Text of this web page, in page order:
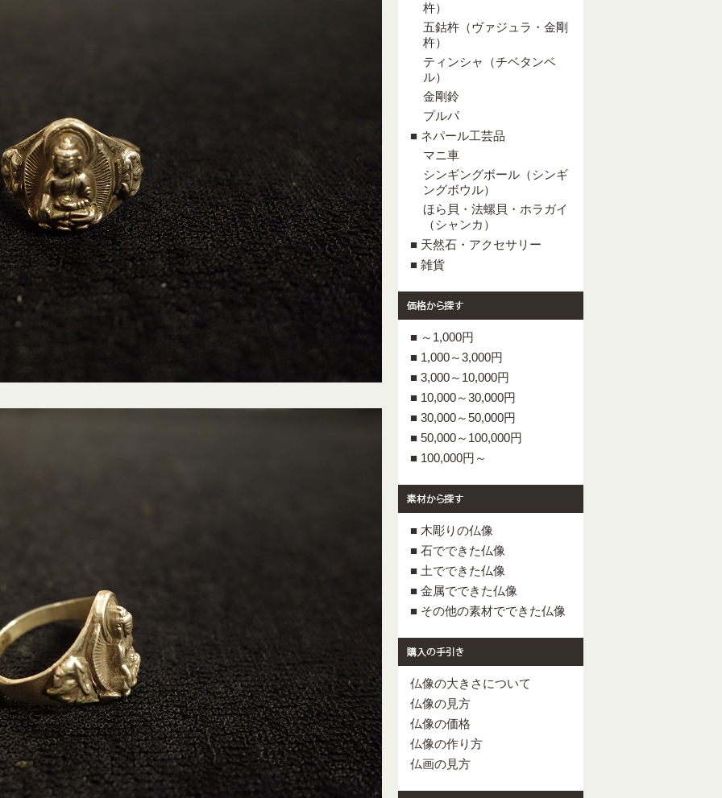
杵）
五鈷杵（ヴァジュラ・金剛
杵）
ティンシャ（チベタンベ
ル）
金剛鈴
プルパ
■ ネパール工芸品
マニ車
シンギングボール（シンギ
ングボウル）
ほら貝・法螺貝・ホラガイ
（シャンカ）
■ 天然石・アクセサリー
■ 雑貨
■ ～1,000円
■ 1,000～3,000円
■ 3,000～10,000円
■ 10,000～30,000円
■ 30,000～50,000円
■ 50,000～100,000円
■ 100,000円～
■ 木彫りの仏像
■ 石でできた仏像
■ 土でできた仏像
■ 金属でできた仏像
■ その他の素材でできた仏像
仏像の大きさについて
仏像の見方
仏像の価格
仏像の作り方
仏画の見方